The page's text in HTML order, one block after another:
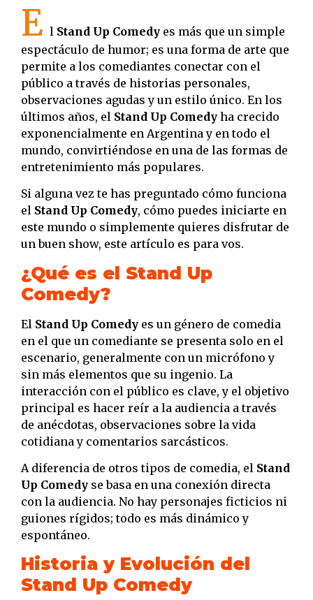
E l Stand Up Comedy es más que un simple
espectáculo de humor; es una forma de arte que
permite a los comediantes conectar con el
público a través de historias personales,
observaciones agudas y un estilo único. En los
últimos años, el Stand Up Comedy ha crecido
exponencialmente en Argentina y en todo el
mundo, convirtiéndose en una de las formas de
entretenimiento más populares.
Si alguna vez te has preguntado cómo funciona
el Stand Up Comedy, cómo puedes iniciarte en
este mundo o simplemente quieres disfrutar de
un buen show, este artículo es para vos.
¿Qué es el Stand Up
Comedy?
El Stand Up Comedy es un género de comedia
en el que un comediante se presenta solo en el
escenario, generalmente con un micrófono y
sin más elementos que su ingenio. La
interacción con el público es clave, y el objetivo
principal es hacer reír a la audiencia a través
de anécdotas, observaciones sobre la vida
cotidiana y comentarios sarcásticos.
A diferencia de otros tipos de comedia, el Stand
Up Comedy se basa en una conexión directa
con la audiencia. No hay personajes ficticios ni
guiones rígidos; todo es más dinámico y
espontáneo.
Historia y Evolución del
Stand Up Comedy